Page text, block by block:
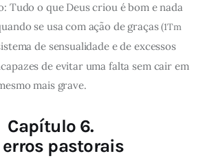
Tudo o que Deus criou é bom e nada
se usa com ação de graças(1Tm
de sensualidade e de excessos
de evitar uma falta sem cair em
mais grave.
Capítulo 6.
erros pastorais